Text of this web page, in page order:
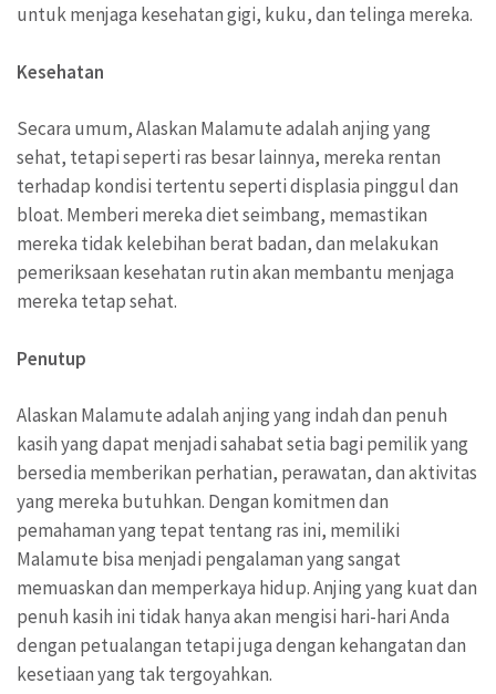
untuk menjaga kesehatan gigi, kuku, dan telinga mereka.
Kesehatan
Secara umum, Alaskan Malamute adalah anjing yang
sehat, tetapi seperti ras besar lainnya, mereka rentan
terhadap kondisi tertentu seperti displasia pinggul dan
bloat. Memberi mereka diet seimbang, memastikan
mereka tidak kelebihan berat badan, dan melakukan
pemeriksaan kesehatan rutin akan membantu menjaga
mereka tetap sehat.
Penutup
Alaskan Malamute adalah anjing yang indah dan penuh
kasih yang dapat menjadi sahabat setia bagi pemilik yang
bersedia memberikan perhatian, perawatan, dan aktivitas
yang mereka butuhkan. Dengan komitmen dan
pemahaman yang tepat tentang ras ini, memiliki
Malamute bisa menjadi pengalaman yang sangat
memuaskan dan memperkaya hidup. Anjing yang kuat dan
penuh kasih ini tidak hanya akan mengisi hari-hari Anda
dengan petualangan tetapi juga dengan kehangatan dan
kesetiaan yang tak tergoyahkan.